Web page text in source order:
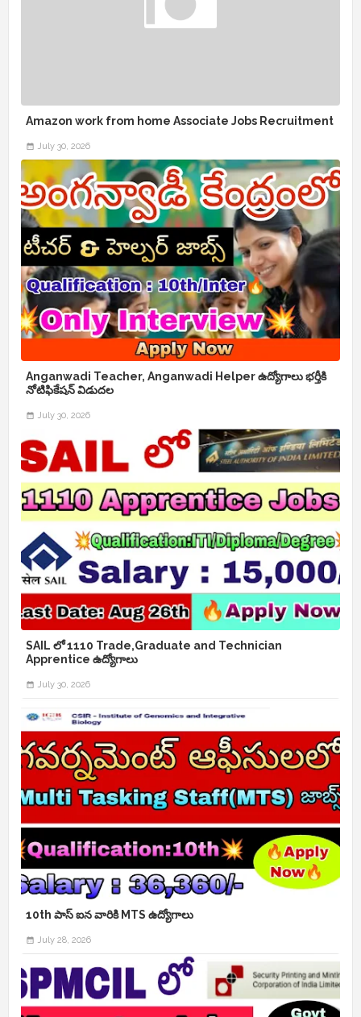
Amazon work from home Associate Jobs Recruitment
July 30, 2026
Anganwadi Teacher, Anganwadi Helper ఉద్యోగాలు భర్తీకి
నోటిఫికేషన్ విడుదల
July 30, 2026
SAIL లో 1110 Trade,Graduate and Technician
Apprentice ఉద్యోగాలు
July 30, 2026
10th పాస్ ఐన వారికి MTS ఉద్యోగాలు
July 28, 2026